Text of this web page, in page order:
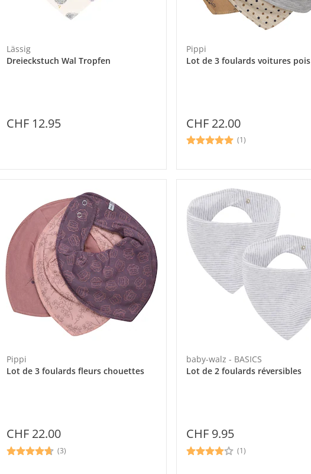
Lässig
Dreieckstuch Wal Tropfen
CHF 12.95
Pippi
Lot de 3 foulards voitures pois
CHF 22.00
(1)
Pippi
Lot de 3 foulards fleurs chouettes
CHF 22.00
(3)
baby-walz - BASICS
Lot de 2 foulards réversibles
CHF 9.95
(1)